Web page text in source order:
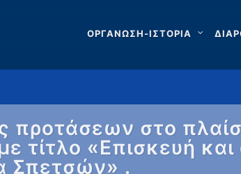
ΟΡΓΑΝΩΣΗ-ΙΣΤΟΡΙΑ
προτάσεων στο
τίτλο «Επισκευή
Σπετσών» .